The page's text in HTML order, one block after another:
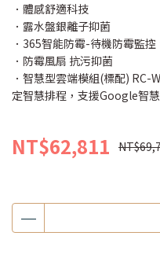
．體感舒適科技
．露水盤銀離子抑菌
．365智能防霉-待機防霉監
．防霉風扇 抗污抑菌
．智慧型雲端模組(標配) RC-
定智慧排程，支援Google智
NT$62,811